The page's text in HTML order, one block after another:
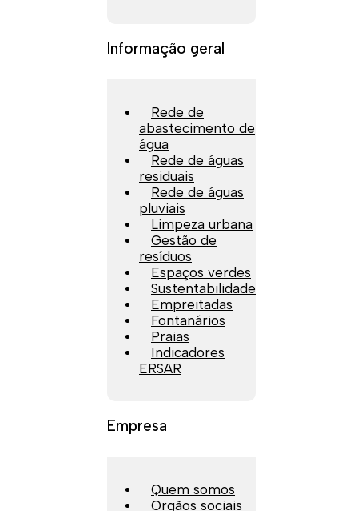
Informação geral
Rede de
abastecimento de
água
Rede de águas
residuais
Rede de águas
pluviais
Limpeza urbana
Gestão de
resíduos
Espaços verdes
Sustentabilidade
Empreitadas
Fontanários
Praias
Indicadores
ERSAR
Empresa
Quem somos
Orgãos sociais